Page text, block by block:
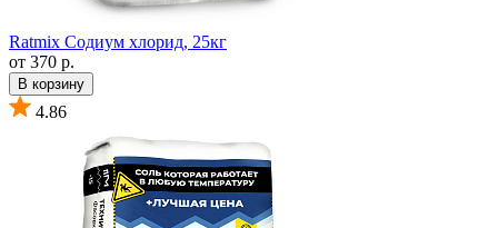
Ratmix Содиум хлорид, 25кг
от 370 р.
В корзину
4.86